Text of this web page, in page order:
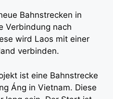
Bahnstrecken in
Verbindung nach
wird Laos mit einer
verbinden.
ist eine Bahnstrecke
Áng in Vietnam. Diese